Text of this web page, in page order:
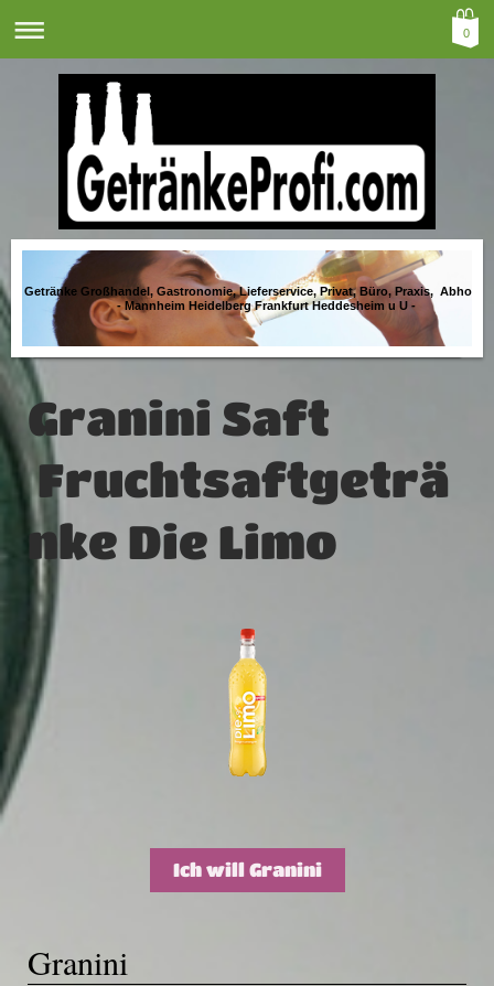
0
Getränke Großhandel, Gastronomie, Lieferservice, Privat, Büro, Praxis,
- Mannheim Heidelberg Frankfurt Heddesheim u U -
Granini Saft
Fruchtsaftgeträ
nke Die Limo
Ich will Granini
Granini